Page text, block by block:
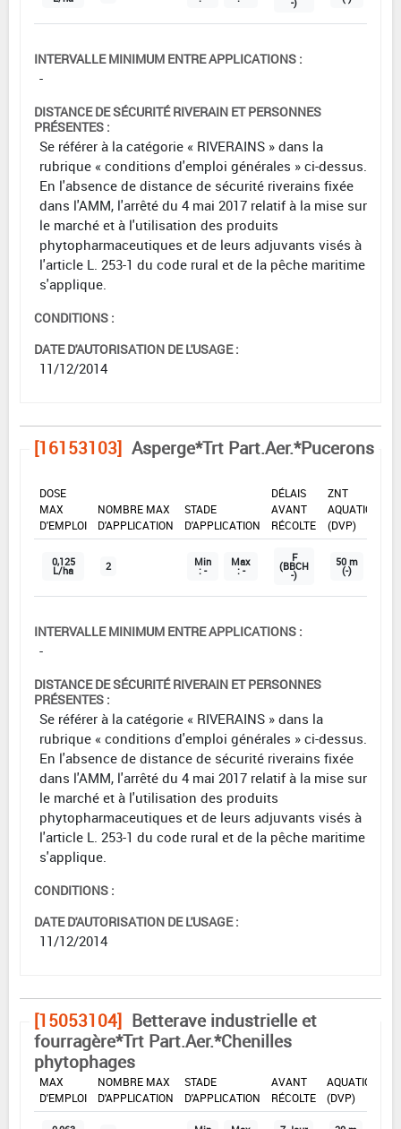
INTERVALLE MINIMUM ENTRE APPLICATIONS :
-
DISTANCE DE SÉCURITÉ RIVERAIN ET PERSONNES
PRÉSENTES :
Se référer à la catégorie « RIVERAINS » dans la
rubrique « conditions d'emploi générales » ci-dessus.
En l'absence de distance de sécurité riverains fixée
dans l'AMM, l'arrêté du 4 mai 2017 relatif à la mise sur
le marché et à l'utilisation des produits
phytopharmaceutiques et de leurs adjuvants visés à
l'article L. 253-1 du code rural et de la pêche maritime
s'applique.
CONDITIONS :
DATE D'AUTORISATION DE L'USAGE :
11/12/2014
[16153103] Asperge*Trt Part.Aer.*Pucerons
DOSE
MAX
D'EMPLOI
NOMBRE MAX
D'APPLICATION
STADE
D'APPLICATION
DÉLAIS
AVANT
RÉCOLTE
ZNT
AQUATIQUE
(DVP)
0,125
L/ha 2 Min
: -
Max
: -
F
(BBCH
-)
50 m
(-)
INTERVALLE MINIMUM ENTRE APPLICATIONS :
-
DISTANCE DE SÉCURITÉ RIVERAIN ET PERSONNES
PRÉSENTES :
Se référer à la catégorie « RIVERAINS » dans la
rubrique « conditions d'emploi générales » ci-dessus.
En l'absence de distance de sécurité riverains fixée
dans l'AMM, l'arrêté du 4 mai 2017 relatif à la mise sur
le marché et à l'utilisation des produits
phytopharmaceutiques et de leurs adjuvants visés à
l'article L. 253-1 du code rural et de la pêche maritime
s'applique.
CONDITIONS :
DATE D'AUTORISATION DE L'USAGE :
11/12/2014
[15053104] Betterave industrielle et
fourragère*Trt Part.Aer.*Chenilles
phytophages
DOSE
MAX
D'EMPLOI
NOMBRE MAX
D'APPLICATION
STADE
D'APPLICATION
AVANT
RÉCOLTE
AQUATIQUE
(DVP)